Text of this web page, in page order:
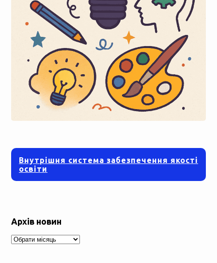
Внутрішня система забезпечення якості
освіти
Архів новин
Архів
новин